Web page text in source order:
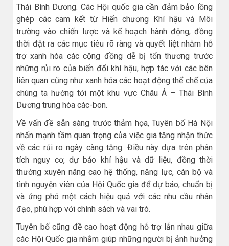
Thái Bình Dương. Các Hội quốc gia cần đảm bảo lồng
ghép các cam kết từ Hiến chương Khí hậu và Môi
trường vào chiến lược và kế hoạch hành động, đồng
thời đặt ra các mục tiêu rõ ràng và quyết liệt nhằm hỗ
trợ xanh hóa các cộng đồng dễ bị tổn thương trước
những rủi ro của biến đổi khí hậu, hợp tác với các bên
liên quan cũng như xanh hóa các hoạt động thể chế của
chúng ta hướng tới một khu vực Châu Á – Thái Bình
Dương trung hòa các-bon.
Về vấn đề sẵn sàng trước thảm họa, Tuyên bố Hà Nội
nhấn mạnh tầm quan trọng của việc gia tăng nhận thức
về các rủi ro ngày càng tăng. Điều này dựa trên phân
tích nguy cơ, dự báo khí hậu và dữ liệu, đồng thời
thường xuyên nâng cao hệ thống, năng lực, cán bộ và
tình nguyện viên của Hội Quốc gia để dự báo, chuẩn bị
và ứng phó một cách hiệu quả với các nhu cầu nhân
đạo, phù hợp với chính sách và vai trò.
Tuyên bố cũng đề cao hoạt động hỗ trợ lẫn nhau giữa
các Hội Quốc gia nhằm giúp những người bị ảnh hưởng